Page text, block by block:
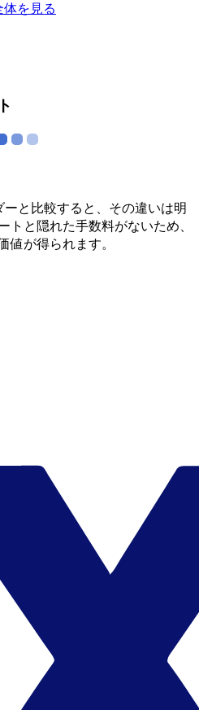
を見る
と比較すると、その違いは明
トと隠れた手数料がないため、
値が得られます。